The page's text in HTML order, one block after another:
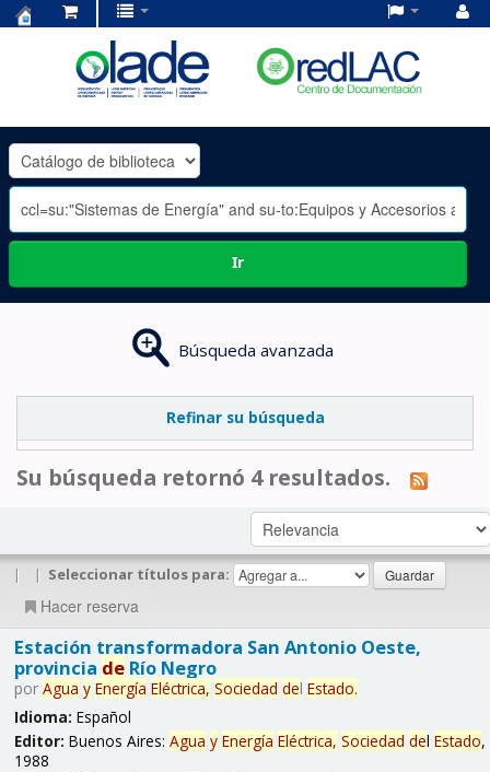
OLADE
-
Ir
Búsqueda avanzada
Refinar su búsqueda
Su búsqueda retornó 4 resultados.
| | Seleccionar títulos para:
Hacer reserva
Estación transformadora San Antonio Oeste,
provincia deRío Negro
por Agua y Energía Eléctrica, Sociedad del Estado.
Idioma: Español
Editor: Buenos Aires: Agua y Energía Eléctrica, Sociedad del Estado,
1988